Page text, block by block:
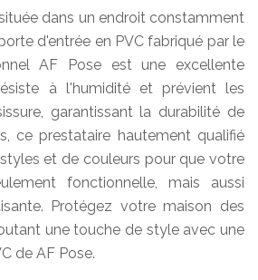
dans un endroit constamment
d'entrée en PVC fabriqué par le
AF Pose est une excellente
à l'humidité et prévient les
garantissant la durabilité de
ce prestataire hautement qualifié
et de couleurs pour que votre
fonctionnelle, mais aussi
Protégez votre maison des
une touche de style avec une
de AF Pose.